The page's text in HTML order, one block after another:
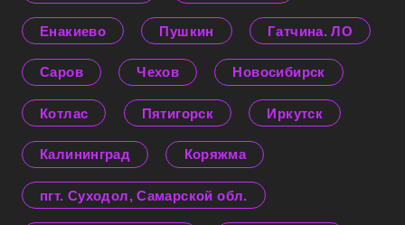
Енакиево Пушкин Гатчина. ЛО
Саров Чехов Новосибирск
Котлас Пятигорск Иркутск
Калининград Коряжма
пгт. Суходол, Самарской обл.